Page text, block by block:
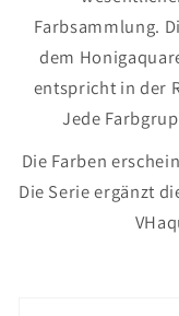
Farbsammlung.
dem
entspricht in der
Jede
Die Farben
Die Serie ergänzt